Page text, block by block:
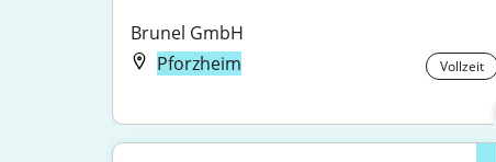
Brunel GmbH
Pforzheim
Vollzeit